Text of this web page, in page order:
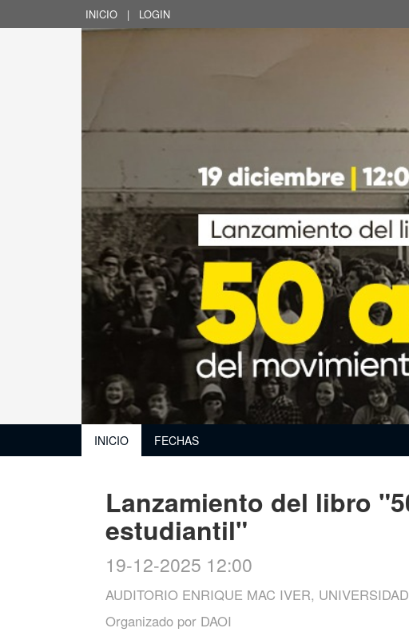
INICIO | LOGIN
INICIO FECHAS
Lanzamiento del libro
estudiantil"
19-12-2025 12:00
AUDITORIO ENRIQUE MAC IVER,
Organizado por DAOI